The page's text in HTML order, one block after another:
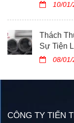
10/
Thách
Sự Tiện
08/01/
CÔNG TY TIẾN